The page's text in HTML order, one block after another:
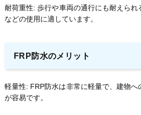
耐荷重性: 歩行や車両の通行にも耐えら
などの使用に適しています。
FRP防水のメリット
軽量性: FRP防水は非常に軽量で、建物へ
が容易です。